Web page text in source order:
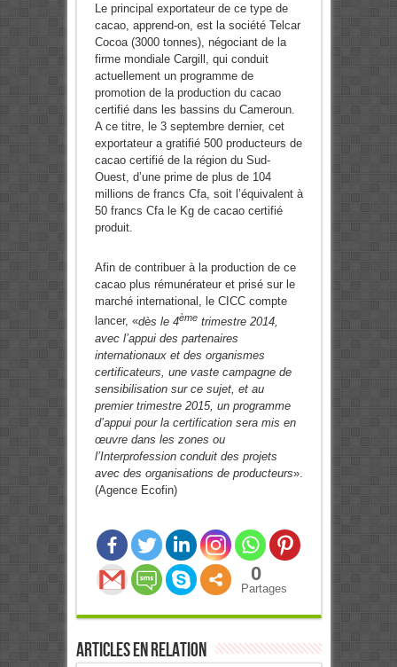
Le principal exportateur de ce type de
cacao, apprend-on, est la société Telcar
Cocoa (3000 tonnes), négociant de la
firme mondiale Cargill, qui conduit
actuellement un programme de
promotion de la production du cacao
certifié dans les bassins du Cameroun.
A ce titre, le 3 septembre dernier, cet
exportateur a gratifié 500 producteurs de
cacao certifié de la région du Sud-
Ouest, d’une prime de plus de 104
millions de francs Cfa, soit l’équivalent à
50 francs Cfa le Kg de cacao certifié
produit.
Afin de contribuer à la production de ce
cacao plus rémunérateur et prisé sur le
marché international, le CICC compte
lancer, «dès le 4èmetrimestre 2014,
avec l’appui des partenaires
internationaux et des organismes
certificateurs, une vaste campagne de
sensibilisation sur ce sujet, et au
premier trimestre 2015, un programme
d’appui pour la certification sera mis en
œuvre dans les zones ou
l’Interprofession conduit des projets
avec des organisations de producteurs».
(Agence Ecofin)
0
Partages
Articles en relation